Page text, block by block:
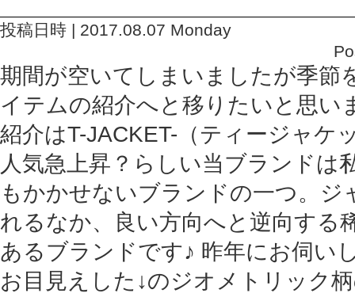
投稿日時 | 2017.08.07 Monday
期間が空いてしまいましたが季節
イテムの紹介へと移りたいと思い
紹介はT-JACKET-（ティージャケ
人気急上昇？らしい当ブランドは
もかかせないブランドの一つ。ジ
れるなか、良い方向へと逆向する
あるブランドです♪ 昨年にお伺い
お目見えした↓のジオメトリック